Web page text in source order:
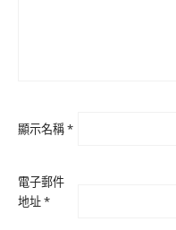
顯示名稱*
電子郵件
地址*